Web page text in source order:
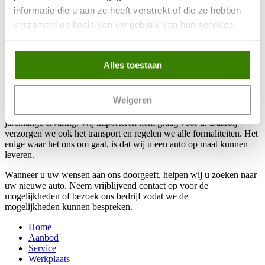
informatie die u aan ze heeft verstrekt of die ze hebben
verzameld op basis van uw gebruik van hun services.
Alles toestaan
Weigeren
Klik hier om ons te bellen Klik hier om ons te mailen
Importservice
Zelfs als deze droomauto uit het buitenland geïmporteerd moet
worden, staan we u graag bij met vakkennis die is voortgekomen uit
jarenlange ervaring. Wij importeren hem graag voor u. Daarbij
verzorgen we ook het transport en regelen we alle formaliteiten. Het
enige waar het ons om gaat, is dat wij u een auto op maat kunnen
leveren.
Wanneer u uw wensen aan ons doorgeeft, helpen wij u zoeken naar
uw nieuwe auto. Neem vrijblijvend contact op voor de
mogelijkheden of bezoek ons bedrijf zodat we de
mogelijkheden kunnen bespreken.
Home
Aanbod
Service
Werkplaats